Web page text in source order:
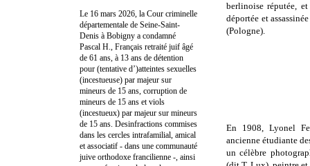
berlinoise réputée,
déportée et
(Pologne).
En 1908, Lyonel
ancienne étudiante
un célèbre
Le 16 mars 2026, la Cour criminelle
départementale de Seine-Saint-
Denis à Bobigny a condamné
Pascal H., Français retraité juif âgé
de 61 ans, à 13 ans de détention
pour (tentative d’)atteintes sexuelles
(incestueuse) par majeur sur
mineurs de 15 ans, corruption de
mineurs de 15 ans et viols
(incestueux) par majeur sur mineurs
de 15 ans. Desinfractions commises
dans les cercles intrafamilial, amical
et associatif - dans une communauté
juive orthodoxe francilienne -, ainsi